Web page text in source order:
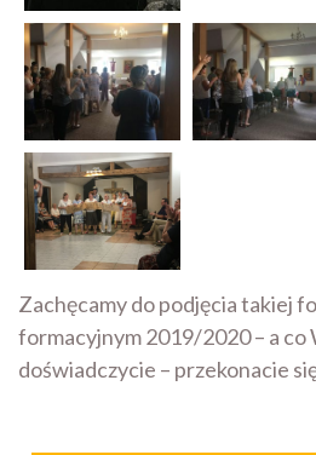
Zachęcamy do podjęcia takiej
formacyjnym 2019/2020 – a co
doświadczycie – przekonacie